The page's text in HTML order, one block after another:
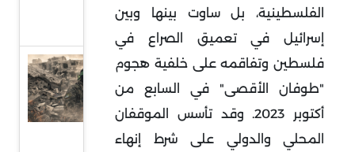
الفلسطينية، بل ساوت بينها وبين
إسرائيل في تعميق الصراع في
فلسطين وتفاقمه على خلفية هجوم
"طوفان الأقصى" في السابع من
أكتوبر 2023. وقد تأسس الموقفان
المحلي والدولي على شرط إنهاء
الدولية
حماس
وقطاع
غزة..
واقع